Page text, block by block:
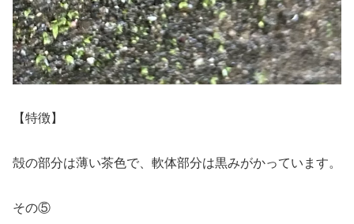
【特徴】
殻の部分は薄い茶色で、軟体部分は黒みがかっています。
その⑤